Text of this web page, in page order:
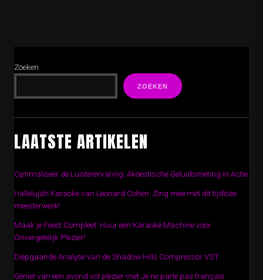
Zoeken
ZOEKEN
LAATSTE ARTIKELEN
Optimaliseer de Luisterervaring: Akoestische Geluidsmeting in Actie
Hallelujah Karaoke van Leonard Cohen: Zing mee met dit tijdloze
meesterwerk!
Maak je Feest Compleet: Huur een Karaoke Machine voor
Onvergetelijk Plezier!
Diepgaande Analyse van de Shadow Hills Compressor VST
Geniet van een avond vol plezier met Je ne parle pas français